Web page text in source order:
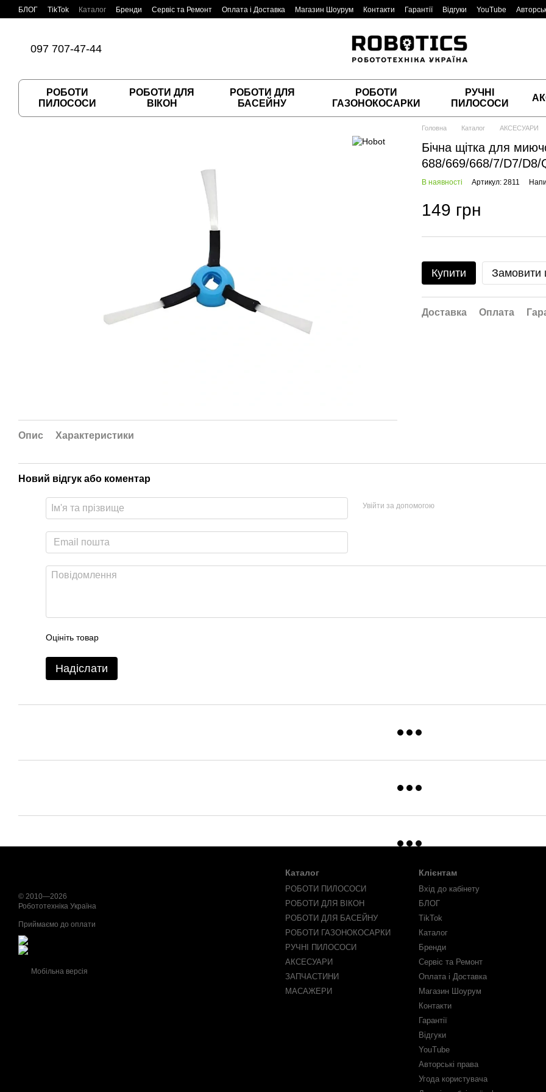
Перейти до основного контенту
БЛОГ TikTok Каталог Бренди Сервіс та Ремонт Оплата і Доставка Магазин Шоурум Контакти Гарантії Відгуки YouTube
097 707-47-44
РОБОТИ
ПИЛОСОСИ
РОБОТИ ДЛЯ
ВІКОН
РОБОТИ ДЛЯ
БАСЕЙНУ
РОБОТИ
ГАЗОНОКОСАРКИ
РУЧНІ
ПИЛОСОСИ
Опис Характеристики
Головна Каталог АКСЕСУАРИ
Бічна щітка для
688/669/668/7/D7/D8/
В наявності Артикул: 2811
149 грн
Купити Замовити
Доставка Оплата
Новий відгук або коментар
Увійти за допомогою
Оцініть товар
Надіслати
© 2010—2026
Робототехніка Україна
Приймаємо до оплати
Мобільна версія
Каталог
РОБОТИ ПИЛОСОСИ
РОБОТИ ДЛЯ ВІКОН
РОБОТИ ДЛЯ БАСЕЙНУ
РОБОТИ ГАЗОНОКОСАРКИ
РУЧНІ ПИЛОСОСИ
АКСЕСУАРИ
ЗАПЧАСТИНИ
МАСАЖЕРИ
Клієнтам
Вхід до кабінету
БЛОГ
TikTok
Каталог
Бренди
Сервіс та Ремонт
Оплата і Доставка
Магазин Шоурум
Контакти
Гарантії
Відгуки
YouTube
Авторські права
Угода користувача